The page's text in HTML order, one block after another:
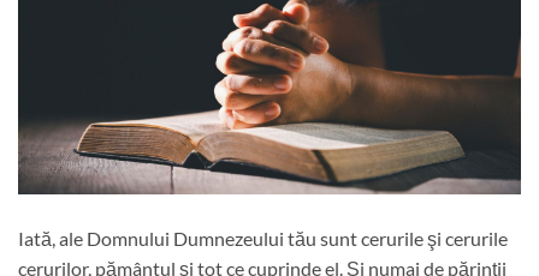
Iată, ale Domnului Dumnezeului tău sunt cerurile şi cerurile
cerurilor, pământul şi tot ce cuprinde el. Şi numai de părinţii